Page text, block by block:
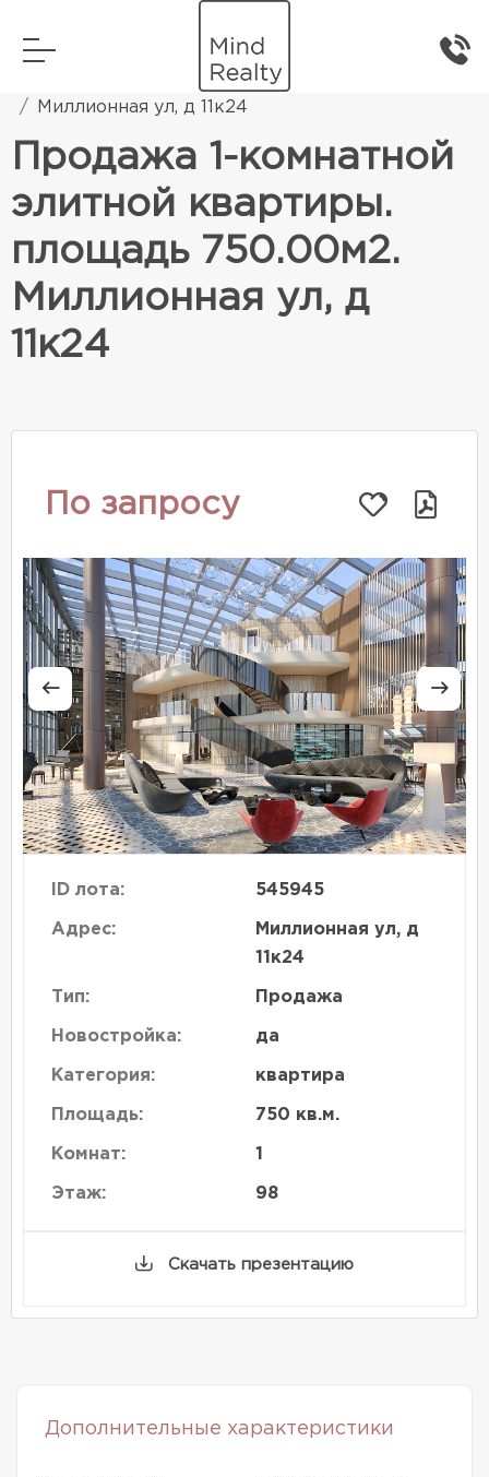
Элитная жилая недвижимость
Миллионная ул, д 11к24
Продажа 1-комнатной
элитной квартиры.
площадь 750.00м2.
Миллионная ул, д
11к24
По запросу
ID лота: 545945
Адрес:
Миллионная ул, д
11к24
Тип: Продажа
Новостройка: да
Категория: квартира
Площадь: 750 кв.м.
Комнат: 1
Этаж: 98
Скачать презентацию
Дополнительные характеристики